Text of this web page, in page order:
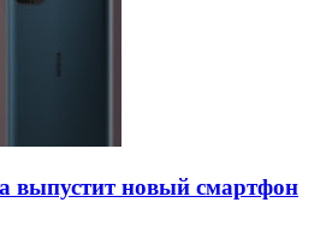
выпустит новый смартфон